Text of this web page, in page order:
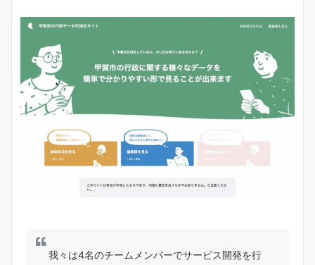
我々は4名のチームメンバーでサービス開発を行